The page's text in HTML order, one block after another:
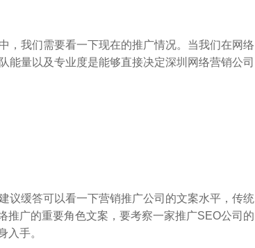
，我们需要看一下现在的推广情况。当我们在网络
能量以及专业度是能够直接决定深圳网络营销公司
议缓答可以看一下营销推广公司的文案水平，传统
推广的重要角色文案，要考察一家推广SEO公司的
入手。